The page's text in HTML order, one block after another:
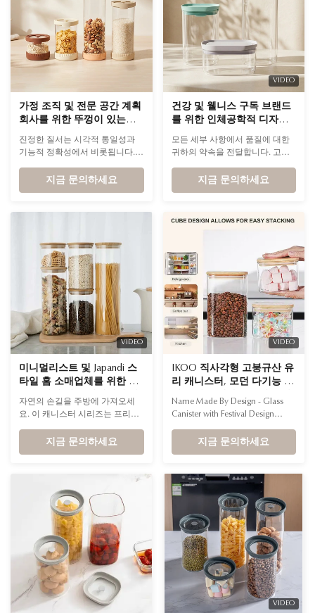
가정 조직 및 전문 공간 계획
회사를 위한 뚜껑이 있는
bpa 프리 유리 용기
진정한 질서는 시각적 통일성과
기능적 정확성에서 비롯됩니다.
고효율 주방 정리 시스템을 위한
이상적인 기반 역할을 합니다.
지금 문의하세요
VIDEO
건강 및 웰니스 구독 브랜드
를 위한 인체공학적 디자인
의 쌓을 수 있는 유리 저장
식품 용기
모든 세부 사항에서 품질에 대한
귀하의 약속을 전달합니다. 고액
의식적인 감각은 일상용품에 대한
탁월한 경험에서 비롯됩니다.
지금 문의하세요
VIDEO
미니멀리스트 및 Japandi 스
타일 홈 소매업체를 위한 나
자인의 유리 용기
자연의 손길을 주방에 가져오세
요. 이 캐니스터 시리즈는 프리미
나무의 유기적 따뜻함을 혼합하여
현대식 주방에 완벽한 시각적 균
지금 문의하세요
VIDEO
IKOO 직사각형 고붕규산 유
리 캐니스터, 모던 다기능 주
Name Made By Design - Glass
Canister with Festival Design
0.6L,1L,0.95L,1L,1.3L,1.5L,2L,3L
Container Material High
Bamboo * ADD A SPLASH OF
STYLE TO YOUR SPACE! Try them
lined up on the kitchen counters
to keep dry ingredients safely
stowed, ...
지금 문의하세요
VIDEO